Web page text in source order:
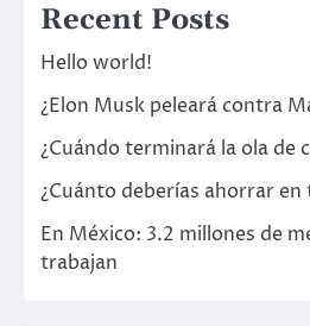
Recent Posts
Hello world!
¿Elon Musk peleará contra
¿Cuándo terminará la ola de
¿Cuánto deberías ahorrar en
En México: 3.2 millones de
trabajan